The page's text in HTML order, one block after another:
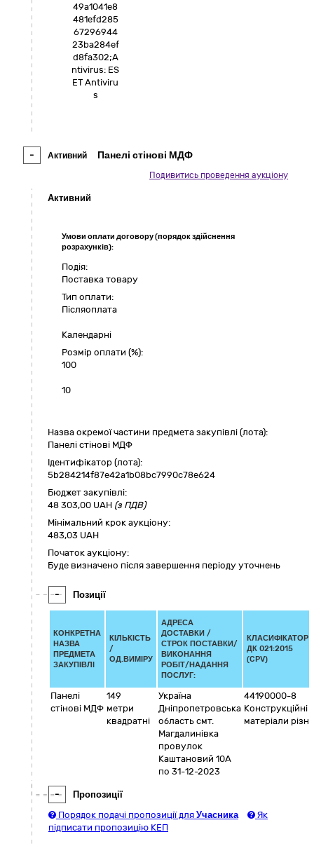
49a1041e8
481efd285
67296944
23ba284ef
d8fa302;A
ntivirus: ES
ET Antiviru
s
- Активний Панелі стінові МДФ
Подивитись проведення аукціону
Активний
Умови оплати договору (порядок здійснення
розрахунків):
Подія:
Поставка товару
Тип оплати:
Пiсляоплата
Календарні
Розмір оплати (%):
100
10
Назва окремої частини предмета закупівлі (лота):
Панелі стінові МДФ
Ідентифікатор (лота):
5b284214f87e42a1b08bc7990c78e624
Бюджет закупівлі:
48 303,00 UAH (з ПДВ)
Мінімальний крок аукціону:
483,03 UAH
Початок аукціону:
Буде визначено після завершення періоду уточнень
- Позиції
КОНКРЕТНА
НАЗВА
ПРЕДМЕТА
ЗАКУПІВЛІ
КІЛЬКІСТЬ
/
ОД.ВИМІРУ
АДРЕСА
ДОСТАВКИ /
СТРОК ПОСТАВКИ/
ВИКОНАННЯ
РОБІТ/НАДАННЯ
ПОСЛУГ:
КЛАСИФІКАТОР
ДК 021:2015
(CPV)
Панелі
стінові МДФ
149
метри
квадратні
Україна
Дніпропетровська
область смт.
Магдалинівка
провулок
Каштановий 10А
по 31-12-2023
44190000-8
Конструкційні
матеріали різні
-
Пропозиції
Порядок подачі пропозиції для Учасника
Як
підписати пропозицію КЕП